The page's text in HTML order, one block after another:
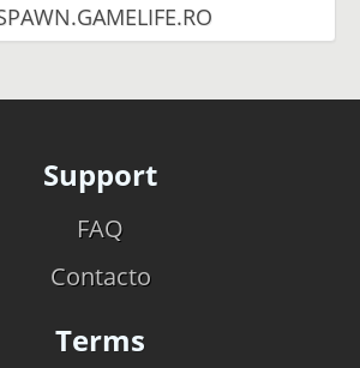
Support
FAQ
Contacto
Terms